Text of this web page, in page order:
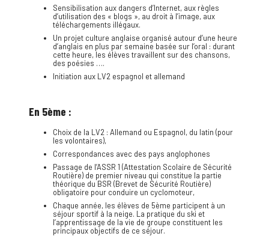
Sensibilisation aux dangers d’Internet, aux règles
d’utilisation des « blogs », au droit à l’image, aux
téléchargements illégaux.
Un projet culture anglaise organisé autour d’une heure
d’anglais en plus par semaine basée sur l’oral : durant
cette heure, les élèves travaillent sur des chansons,
des poésies ….
Initiation aux LV2 espagnol et allemand
En 5ème :
Choix de la LV2 : Allemand ou Espagnol, du latin (pour
les volontaires),
Correspondances avec des pays anglophones
Passage de l’ASSR 1 (Attestation Scolaire de Sécurité
Routière) de premier niveau qui constitue la partie
théorique du BSR (Brevet de Sécurité Routière)
obligatoire pour conduire un cyclomoteur,
Chaque année, les élèves de 5ème participent à un
séjour sportif à la neige. La pratique du ski et
l’apprentissage de la vie de groupe constituent les
principaux objectifs de ce séjour.